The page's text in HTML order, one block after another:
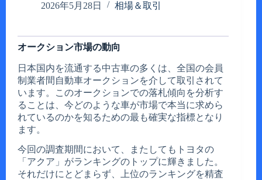
2026年5月28日
相場＆取引
オークション市場の動向
日本国内を流通する中古車の多くは、全国の会員
制業者間自動車オークションを介して取引されて
います。このオークションでの落札傾向を分析す
ることは、今どのような車が市場で本当に求めら
れているのかを知るための最も確実な指標となり
ます。
今回の調査期間において、またしてもトヨタの
「アクア」がランキングのトップに輝きました。
それだけにとどまらず、上位のランキングを精査